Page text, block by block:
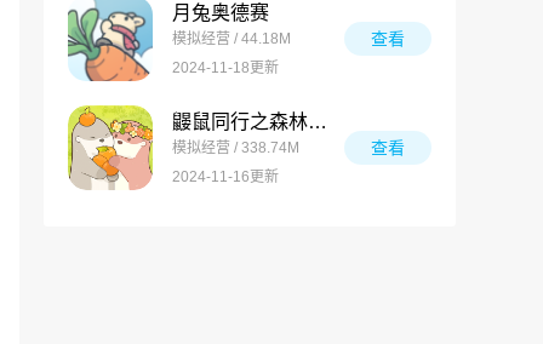
月兔奥德赛
模拟经营 / 44.18M
2024-11-18更新
查看
鼹鼠同行之森林之家万圣节版
模拟经营 / 338.74M
2024-11-16更新
查看